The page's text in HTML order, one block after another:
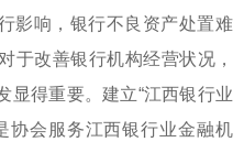
影响，银行不良资产处置难
于改善银行机构经营状况，
显得重要。建立“江西银行业
协会服务江西银行业金融机